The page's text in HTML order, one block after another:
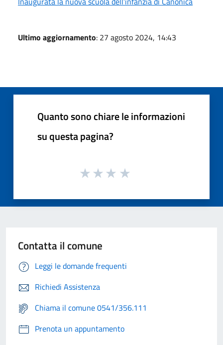
Ultimo aggiornamento: 27 agosto 2024, 14:43
Quanto sono chiare le informazioni
su questa pagina?
Contatta il comune
Leggi le domande frequenti
Richiedi Assistenza
Chiama il comune 0541/356.111
Prenota un appuntamento